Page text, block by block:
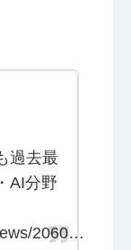
過去最
AI分野
2060…